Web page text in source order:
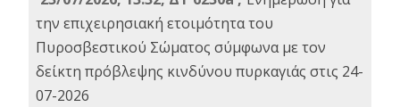
την επιχειρησιακή ετοιμότητα του
Πυροσβεστικού Σώματος σύμφωνα με τον
δείκτη πρόβλεψης κινδύνου πυρκαγιάς στις 24-
07-2026